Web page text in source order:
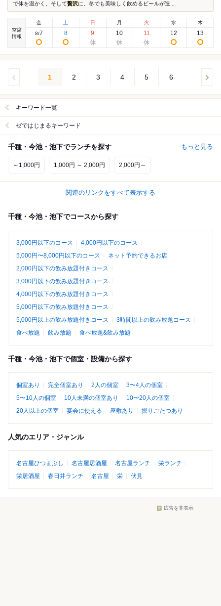
で体を温かく、そして贅沢に、冬でも美味しく飲めるビールが造...
空席
情報
金
8/7
土
8
日
9
月
10
火
11
水
12
木
13
1 2 3 4 5 6
キーワード一覧
ゼではじまるキーワード
千種・今池・池下でランチを探す もっと見る
～1,000円 1,000円 ～ 2,000円 2,000円～
関連のリンクをすべて表示する
千種・今池・池下でコースから探す
3,000円以下のコース
4,000円以下のコース
5,000円〜8,000円以下のコース
ネット予約できるお店
2,000円以下の飲み放題付きコース
3,000円以下の飲み放題付きコース
4,000円以下の飲み放題付きコース
5,000円以下の飲み放題付きコース
5,000円以上の飲み放題付きコース
3時間以上の飲み放題コース
食べ放題
飲み放題 食べ放題&飲み放題
千種・今池・池下で個室・設備から探す
個室あり 完全個室あり 2人の個室
3〜4人の個室
5〜10人の個室
10人未満の個室あり
10〜20人の個室
20人以上の個室
宴会に使える 座敷あり 掘りごたつあり
人気のエリア・ジャンル
名古屋ひつまぶし 名古屋居酒屋 名古屋ランチ
栄ランチ
栄居酒屋
春日井ランチ 名古屋 栄 伏見
広告を非表示